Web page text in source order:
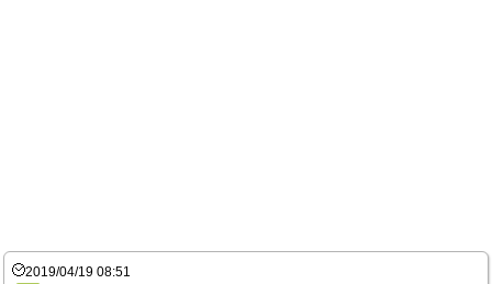
2019/04/19 08:51